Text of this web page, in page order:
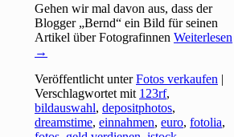
Gehen wir mal davon aus, dass der
Blogger „Bernd“ ein Bild für seinen
Artikel über FotografinnenWeiterlesen
→
Veröffentlicht unter Fotos verkaufen |
Verschlagwortet mit 123rf,
bildauswahl,depositphotos,
dreamstime,einnahmen,euro,fotolia,